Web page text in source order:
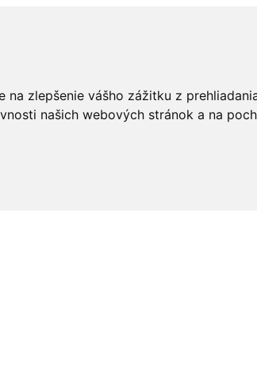
zlepšenie vášho zážitku z
našich webových stránok a na